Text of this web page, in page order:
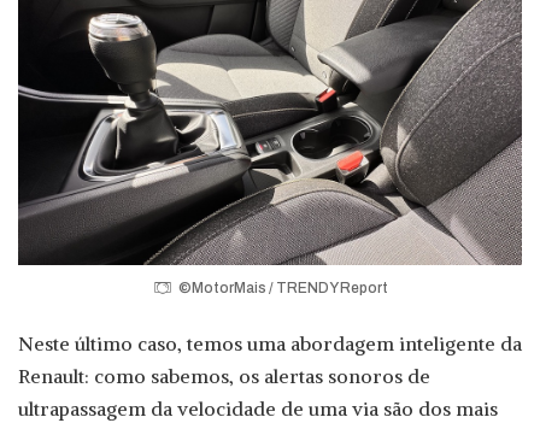
©MotorMais / TRENDY Report
Neste último caso, temos uma abordagem inteligente da
Renault: como sabemos, os alertas sonoros de
ultrapassagem da velocidade de uma via são dos mais